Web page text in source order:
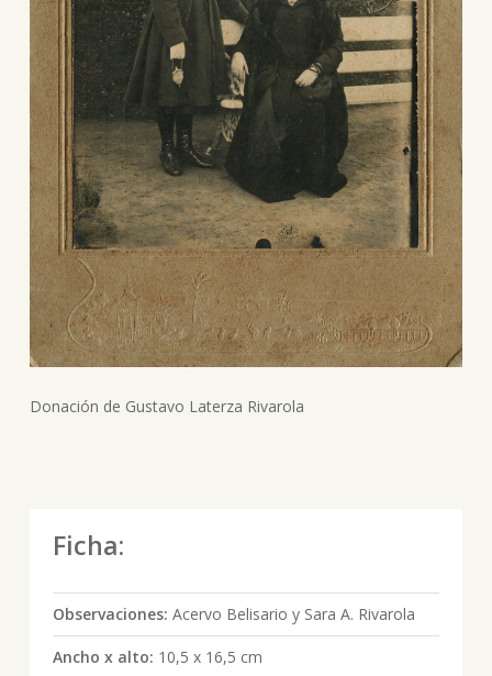
Donación de Gustavo Laterza Rivarola
Ficha:
Observaciones: Acervo Belisario y Sara A. Rivarola
Ancho x alto: 10,5 x 16,5 cm